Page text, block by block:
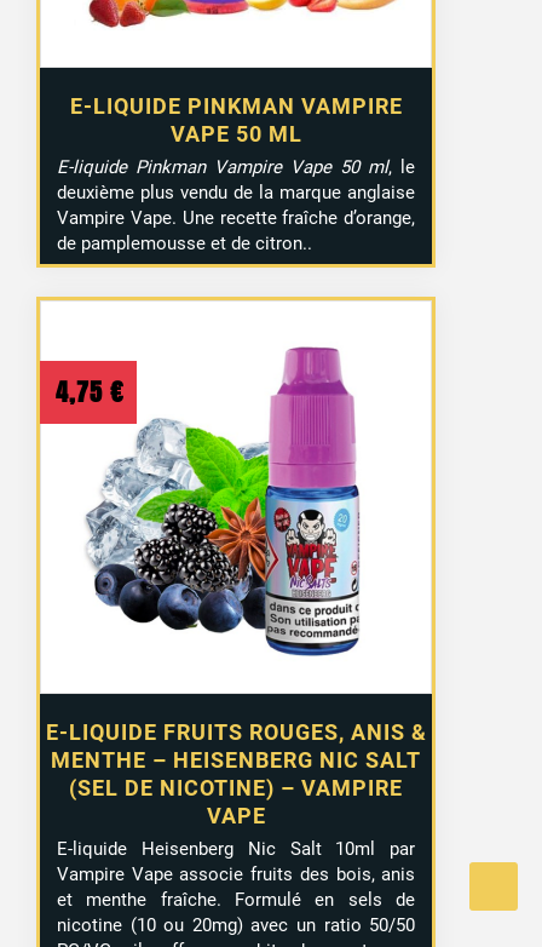
E-LIQUIDE PINKMAN VAMPIRE
VAPE 50 ML
E-liquide Pinkman Vampire Vape 50 ml, le
deuxième plus vendu de la marque anglaise
Vampire Vape. Une recette fraîche d’orange,
de pamplemousse et de citron..
E-LIQUIDE FRUITS ROUGES, ANIS &
MENTHE – HEISENBERG NIC SALT
(SEL DE NICOTINE) – VAMPIRE
VAPE
4,75 €
E-liquide Heisenberg Nic Salt 10ml par
Vampire Vape associe fruits des bois, anis
et menthe fraîche. Formulé en sels de
nicotine (10 ou 20mg) avec un ratio 50/50